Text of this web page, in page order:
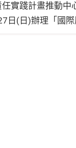
實踐計畫推動
日(日)辦理「國